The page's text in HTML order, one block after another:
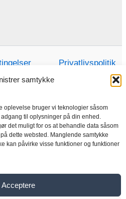
samtykke
oplevelse bruger vi teknologier såsom
til oplysninger på din enhed.
det muligt for os at behandle data såsom
dette websted. Manglende samtykke
kan påvirke visse funktioner og funktioner
Acceptere
Privatlivspolitik
Hjem
Butik
motorer
Gearkasse
Om os